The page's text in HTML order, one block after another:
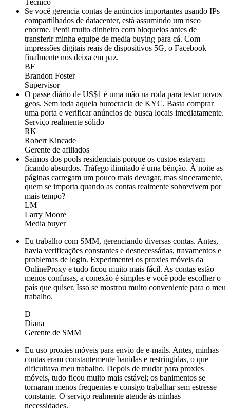
Técnico
Se você gerencia contas de anúncios importantes usando IPs
compartilhados de datacenter, está assumindo um risco
enorme. Perdi muito dinheiro com bloqueios antes de
transferir minha equipe de media buying para cá. Com
impressões digitais reais de dispositivos 5G, o Facebook
finalmente nos deixa em paz.
BF
Brandon Foster
Supervisor
O passe diário de US$1 é uma mão na roda para testar novos
geos. Sem toda aquela burocracia de KYC. Basta comprar
uma porta e verificar anúncios de busca locais imediatamente.
Serviço realmente sólido
RK
Robert Kincade
Gerente de afiliados
Saímos dos pools residenciais porque os custos estavam
ficando absurdos. Tráfego ilimitado é uma bênção. À noite as
páginas carregam um pouco mais devagar, mas sinceramente,
quem se importa quando as contas realmente sobrevivem por
mais tempo?
LM
Larry Moore
Media buyer
Eu trabalho com SMM, gerenciando diversas contas. Antes,
havia verificações constantes e desnecessárias, travamentos e
problemas de login. Experimentei os proxies móveis da
OnlineProxy e tudo ficou muito mais fácil. As contas estão
menos confusas, a conexão é simples e você pode escolher o
país que quiser. Isso se mostrou muito conveniente para o meu
trabalho.
D
Diana
Gerente de SMM
Eu uso proxies móveis para envio de e-mails. Antes, minhas
contas eram constantemente banidas e restringidas, o que
dificultava meu trabalho. Depois de mudar para proxies
móveis, tudo ficou muito mais estável; os banimentos se
tornaram menos frequentes e consigo trabalhar sem estresse
constante. O serviço realmente atende às minhas
necessidades.